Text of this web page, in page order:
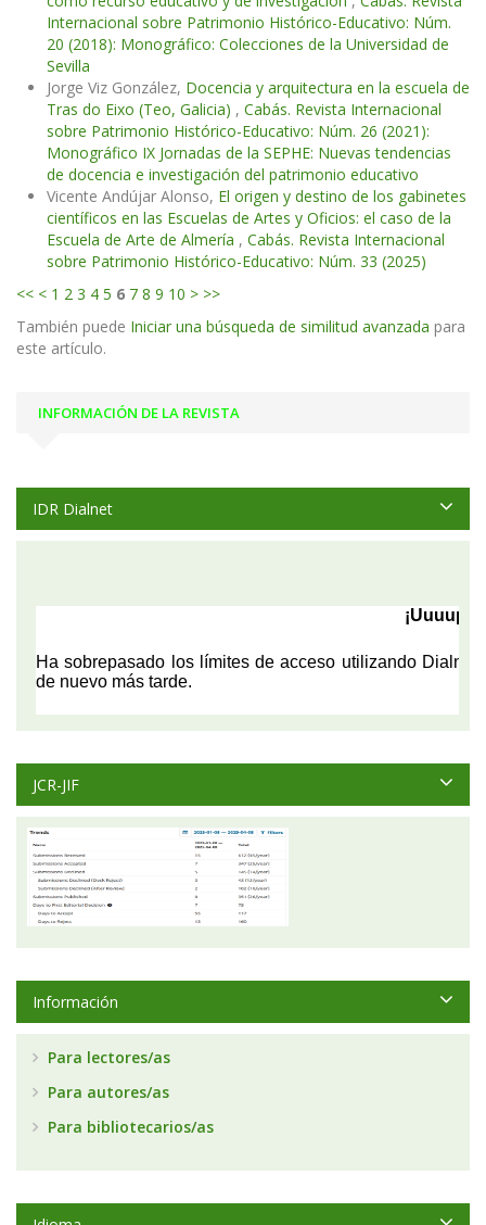
Internacional sobre Patrimonio Histórico-Educativo: Núm.
20 (2018): Monográfico: Colecciones de la Universidad de
Sevilla
Jorge Viz González, Docencia y arquitectura en la escuela de
Tras do Eixo (Teo, Galicia) , Cabás. Revista Internacional
sobre Patrimonio Histórico-Educativo: Núm. 26 (2021):
Monográfico IX Jornadas de la SEPHE: Nuevas tendencias
de docencia e investigación del patrimonio educativo
Vicente Andújar Alonso, El origen y destino de los gabinetes
científicos en las Escuelas de Artes y Oficios: el caso de la
Escuela de Arte de Almería , Cabás. Revista Internacional
sobre Patrimonio Histórico-Educativo: Núm. 33 (2025)
<< < 1 2 3 4 5 6 7 8 9 10 > >>
También puede Iniciar una búsqueda de similitud avanzada para
este artículo.
INFORMACIÓN DE LA REVISTA
IDR Dialnet
JCR-JIF
Información
Para lectores/as
Para autores/as
Para bibliotecarios/as